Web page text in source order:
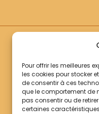
Pour offrir les meilleures
les cookies pour stocker
de consentir à ces
que le comportement de
pas consentir ou de
certaines
Votre